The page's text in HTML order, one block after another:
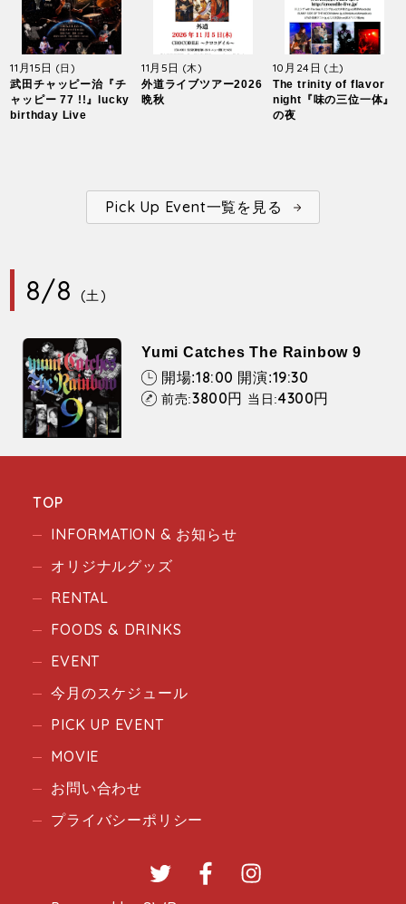
11月15日 (日)
武田チャッピー治『チ
ャッピー 77 !!』lucky
birthday Live
11月5日 (木)
外道ライブツアー2026
晩秋
10月24日 (土)
The trinity of flavor
night『味の三位一体』
の夜
Pick Up Event一覧を見る
8/8 (土)
Yumi Catches The Rainbow 9
開場:18:00 開演:19:30
前売:3800円 当日:4300円
TOP
INFORMATION & お知らせ
オリジナルグッズ
RENTAL
FOODS & DRINKS
EVENT
今月のスケジュール
PICK UP EVENT
MOVIE
お問い合わせ
プライバシーポリシー
Twitter Facebook